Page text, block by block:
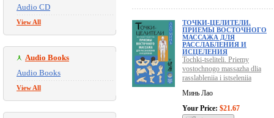
Audio CD
View All
Audio Books
Audio Books
View All
ТОЧКИ-ЦЕЛИТЕЛИ.
ПРИЕМЫ ВОСТОЧНОГО
МАССАЖА ДЛЯ
РАССЛАБЛЕНИЯ И
ИСЦЕЛЕНИЯ
Tochki-tseliteli. Priemy
vostochnogo massazha dlia
rasslableniia i istseleniia
Минь Лао
Your Price: $21.67